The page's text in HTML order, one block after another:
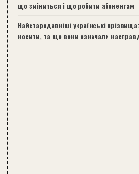
що зміниться і що робити абонентам
Найстародавніші українські
носити, та що вони означали